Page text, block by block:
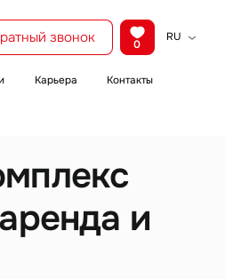
звонок 0
RU
Карьера Контакты
и